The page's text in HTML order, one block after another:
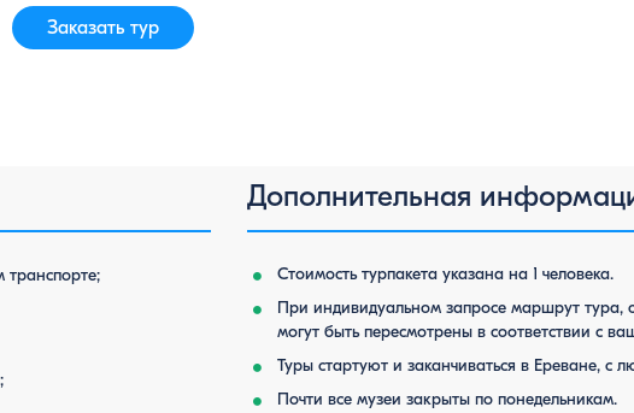
Заказать тур
Дополнительная
Стоимость турпакета указана на 1 человека.
При индивидуальном запросе маршрут тура,
могут быть пересмотрены в соответствии с
Туры стартуют и заканчиваться в Ереване, с
Почти все музеи закрыты по понедельникам.